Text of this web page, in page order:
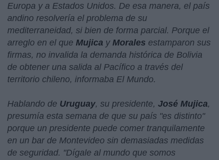
Europa y a Estados Unidos. De esa manera, el país
andino resolvería el problema de su
mediterraneidad, si bien de forma parcial. Porque el
arreglo en el que Mujica y Morales estamparon sus
firmas, no invalida la demanda histórica de Bolivia
de obtener una salida al Pacífico a través del
territorio chileno, informaba El Mundo.
Hablando de Uruguay, su presidente, José Mujica,
presumía esta semana de que su país "es distinto"
porque un presidente puede comer tranquilamente
en un bar de Montevideo sin demasiadas medidas
de seguridad. "Dígale al mundo que somos